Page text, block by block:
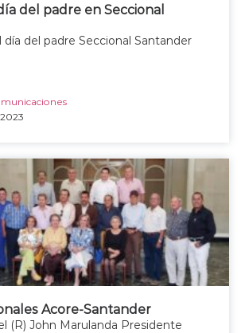
del padre en Seccional
día del padre Seccional Santander
Acore-Santander
(R) John Marulanda Presidente